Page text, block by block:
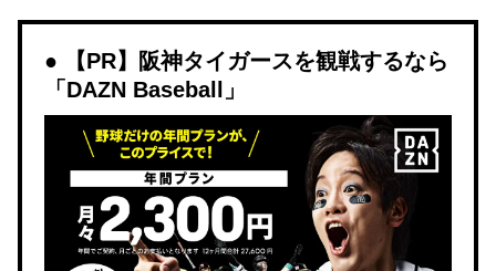
【PR】阪神タイガースを観戦するなら
「DAZN Baseball」